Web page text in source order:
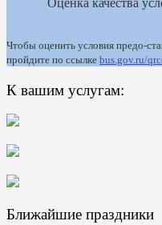
Оценка качества
Чтобы оценить условия предо-
пройдите по ссылке bus.gov.ru/
К вашим услугам:
Ближайшие праздники